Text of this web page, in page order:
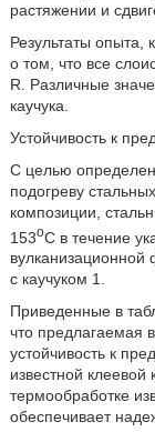
растяжении и
Результаты опыта,
о том, что все
R. Различные
каучука.
Устойчивость к
С целью
подогреву
композиции,
153оС в течение
с каучуком 1.
Приведенные в
что предлагаемая
устойчивость к
известной
термообработке
обеспечивает